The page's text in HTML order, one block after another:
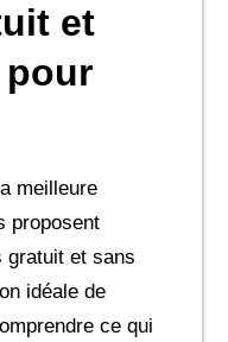
et
meilleure
proposent
gratuit et sans
idéale de
ce qui